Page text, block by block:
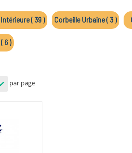
( 39 ) Corbeille Urbaine ( 3 )
6 )
par page